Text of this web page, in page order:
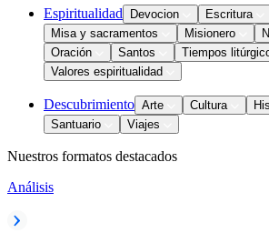
Espiritualidad Devocion
Escritura
Misa y sacramentos
Misionero
Oración
Santos
Tiempos
Valores espiritualidad
Descubrimiento Arte Cultura
Santuario
Viajes
Nuestros formatos destacados
Análisis